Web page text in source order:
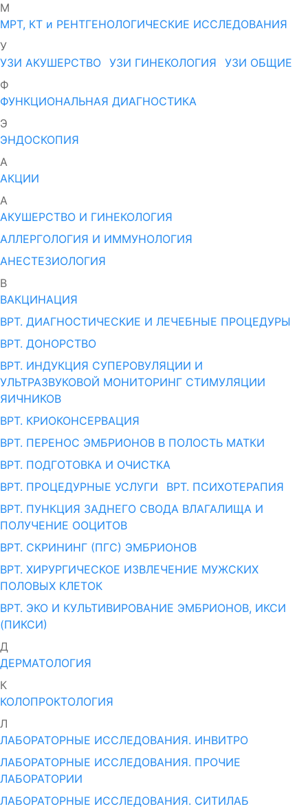
М
МРТ, КТ и РЕНТГЕНОЛОГИЧЕСКИЕ ИССЛЕДОВАНИЯ
У
УЗИ АКУШЕРСТВО УЗИ ГИНЕКОЛОГИЯ
УЗИ ОБЩИЕ
Ф
ФУНКЦИОНАЛЬНАЯ ДИАГНОСТИКА
Э
ЭНДОСКОПИЯ
А
АКЦИИ
А
АКУШЕРСТВО И ГИНЕКОЛОГИЯ
АЛЛЕРГОЛОГИЯ И ИММУНОЛОГИЯ
АНЕСТЕЗИОЛОГИЯ
В
ВАКЦИНАЦИЯ
ВРТ. ДИАГНОСТИЧЕСКИЕ И ЛЕЧЕБНЫЕ ПРОЦЕДУРЫ
ВРТ. ДОНОРСТВО
ВРТ. ИНДУКЦИЯ СУПЕРОВУЛЯЦИИ И
УЛЬТРАЗВУКОВОЙ МОНИТОРИНГ СТИМУЛЯЦИИ
ЯИЧНИКОВ
ВРТ. КРИОКОНСЕРВАЦИЯ
ВРТ. ПЕРЕНОС ЭМБРИОНОВ В ПОЛОСТЬ МАТКИ
ВРТ. ПОДГОТОВКА И ОЧИСТКА
ВРТ. ПРОЦЕДУРНЫЕ УСЛУГИ
ВРТ. ПСИХОТЕРАПИЯ
ВРТ. ПУНКЦИЯ ЗАДНЕГО СВОДА ВЛАГАЛИЩА И
ПОЛУЧЕНИЕ ООЦИТОВ
ВРТ. СКРИНИНГ (ПГС) ЭМБРИОНОВ
ВРТ. ХИРУРГИЧЕСКОЕ ИЗВЛЕЧЕНИЕ МУЖСКИХ
ПОЛОВЫХ КЛЕТОК
ВРТ. ЭКО И КУЛЬТИВИРОВАНИЕ ЭМБРИОНОВ, ИКСИ
(ПИКСИ)
Д
ДЕРМАТОЛОГИЯ
К
КОЛОПРОКТОЛОГИЯ
Л
ЛАБОРАТОРНЫЕ ИССЛЕДОВАНИЯ. ИНВИТРО
ЛАБОРАТОРНЫЕ ИССЛЕДОВАНИЯ. ПРОЧИЕ
ЛАБОРАТОРИИ
ЛАБОРАТОРНЫЕ ИССЛЕДОВАНИЯ. СИТИЛАБ